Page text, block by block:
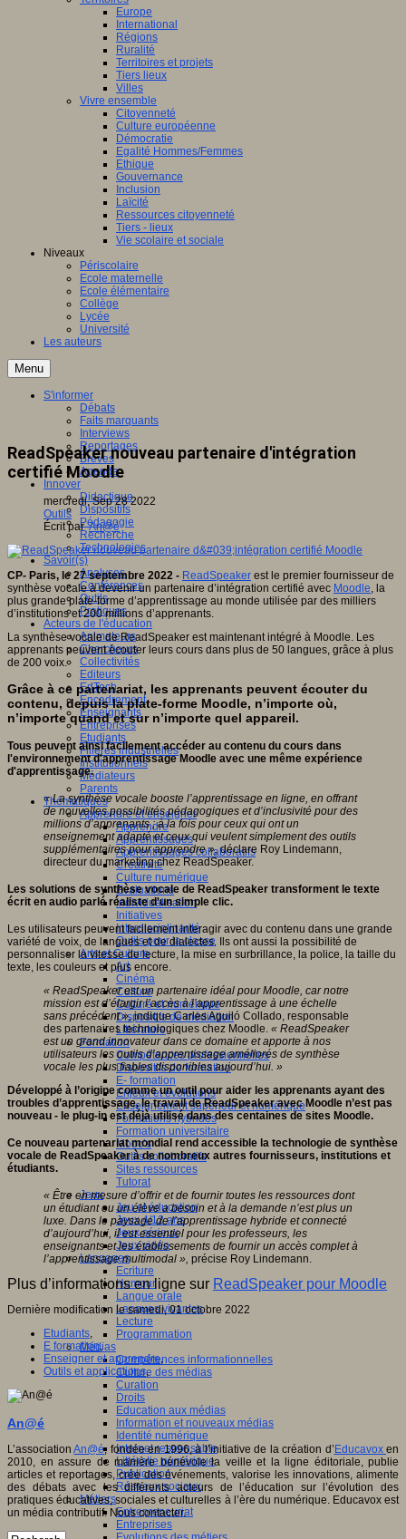
Europe
International
Régions
Ruralité
Territoires et projets
Tiers lieux
Villes
Vivre ensemble
Citoyenneté
Culture européenne
Démocratie
Egalité Hommes/Femmes
Ethique
Gouvernance
Inclusion
Laïcité
Ressources citoyenneté
Tiers - lieux
Vie scolaire et sociale
Niveaux
Périscolaire
Ecole maternelle
Ecole élémentaire
Collège
Lycée
Université
Les auteurs
Menu
S'informer
Débats
Faits marquants
Interviews
Reportages
Brèves
Agenda
Innover
Didactique
Dispositifs
Pédagogie
Recherche
Technologies
Savoir(s)
Analyses
Conférences
Outils
Pratiques
Acteurs de l'éducation
Animateurs
Chercheurs
Collectivités
Editeurs
EdTech
Encadrement
Enseignants
Entreprises
Etudiants
Filières industrielles
Institutionnels
Médiateurs
Parents
Thématiques
Apprendre et enseigner
Apprendre
Apprentissages
Apprentissages collaboratifs
Créativité
Culture numérique
Evaluations
Individualisation
Initiatives
Interdisciplinarité
Outils pour la classe
Arts et Culture
Art
Cinéma
Culture
Culture et numérique
Dispositifs de médiation
Littérature
Formation
Compétences professionnelles
Dispositifs de formation
E- formation
Enjeux et évolutions
Enseignement supérieur et numérique
Formations hybrides
Formation universitaire
Mooc’s
Outils collaboratifs
Sites ressources
Tutorat
Jeux
Jeu et éducation
Jeux 4/12 ans
Jeux sérieux
Jeux vidéo
Langages
Ecriture
Humour
Langue orale
Langues vivantes
Lecture
Programmation
Médias
Compétences informationnelles
Culture des médias
Curation
Droits
Education aux médias
Information et nouveaux médias
Identité numérique
Internet responsable
Littératie numérique
Publication
Réseaux sociaux
Métiers
Entrepreneuriat
Entreprises
ReadSpeaker nouveau partenaire d'intégration
certifié Moodle
mercredi, Sep 28 2022
Outils
Écrit parAn@é
CP- Paris, le 27 septembre 2022 - ReadSpeaker est le premier fournisseur de
synthèse vocale à devenir un partenaire d’intégration certifié avec Moodle, la
plus grande plate-forme d’apprentissage au monde utilisée par des milliers
d’institutions et 200 millions d’apprenants.
La synthèse vocale de ReadSpeaker est maintenant intégré à Moodle. Les
apprenants peuvent écouter leurs cours dans plus de 50 langues, grâce à plus
de 200 voix.
Grâce à ce partenariat, les apprenants peuvent écouter du
contenu, depuis la plate-forme Moodle, n’importe où,
n’importe quand et sur n’importe quel appareil.
Tous peuvent ainsi facilement accéder au contenu du cours dans
l'environnement d'apprentissage Moodle avec une même expérience
d'apprentissage.
« La synthèse vocale booste l’apprentissage en ligne, en offrant
de nouvelles possibilités pédagogiques et d’inclusivité pour des
millions d’apprenants ; à la fois pour ceux qui ont un
enseignement adapté et ceux qui veulent simplement des outils
supplémentaires pour apprendre »,déclare Roy Lindemann,
directeur du marketing chez ReadSpeaker.
Les solutions de synthèse vocale de ReadSpeaker transforment le texte
écrit en audio parlé réaliste d'un simple clic.
Les utilisateurs peuvent facilement interagir avec du contenu dans une grande
variété de voix, de langues et de dialectes. Ils ont aussi la possibilité de
personnaliser la vitesse de lecture, la mise en surbrillance, la police, la taille du
texte, les couleurs et plus encore.
« ReadSpeaker est un partenaire idéal pour Moodle, car notre
mission est d’élargir l’accès à l’apprentissage à une échelle
sans précédent »,indique Carles Aguiló Collado, responsable
des partenaires technologiques chez Moodle. « ReadSpeaker
est un grand innovateur dans ce domaine et apporte à nos
utilisateurs les outils d’apprentissage améliorés de synthèse
vocale les plus fiables disponibles aujourd’hui. »
Développé à l’origine comme un outil pour aider les apprenants ayant des
troubles d’apprentissage, le travail de ReadSpeaker avec Moodle n’est pas
nouveau - le plug-in est déjà utilisé dans des centaines de sites Moodle.
Ce nouveau partenariat mondial rend accessible la technologie de synthèse
vocale de ReadSpeaker à de nombreux autres fournisseurs, institutions et
étudiants.
« Être en mesure d’offrir et de fournir toutes les ressources dont
un étudiant ou un élève a besoin et à la demande n’est plus un
luxe. Dans le paysage de l’apprentissage hybride et connecté
d’aujourd’hui, il est essentiel pour les professeurs, les
enseignants et les établissements de fournir un accès complet à
l’apprentissage multimodal », précise Roy Lindemann.
Plus d’informations en ligne sur ReadSpeaker pour Moodle
Dernière modification le samedi, 01 octobre 2022
Etudiants
E formation,
Enseigner et apprendre,
Outils et applications,
An@é
L’associationAn@é, fondée en 1996, à l’initiative de la création d’Educavoxen
2010, en assure de manière bénévole la veille et la ligne éditoriale, publie
articles et reportages, crée des événements, valorise les innovations, alimente
des débats avec les différents acteurs de l’éducation sur l’évolution des
pratiques éducatives, sociales et culturelles à l’ère du numérique. Educavox est
un média contributif. Nous contacter.